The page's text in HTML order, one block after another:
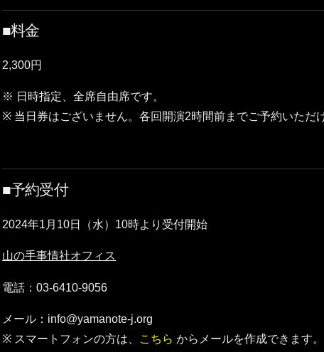
■料金
2,300円
※ 日時指定、全席自由席です。
※ 当日券はございません。各回開演2時間前までご予約いただ
■予約受付
2024年1月10日（水）10時より受付開始
山の手事情社オフィス
電話：03-6410-9056
メール：info@yamanote-j.org
※ スマートフォンの方は、
こちら からメールを作成できます。